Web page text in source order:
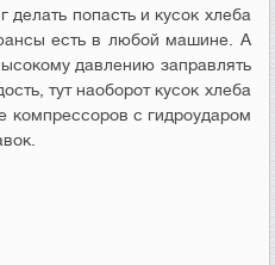
делать попасть и кусок хлеба
есть в любой машине. А
давлению заправлять
тут наоборот кусок хлеба
компрессоров с гидроударом